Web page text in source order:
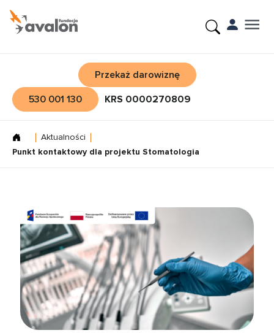
Przekaż darowiznę
530 001 130
KRS 0000270809
Aktualności
Punkt kontaktowy dla projektu Stomatologia